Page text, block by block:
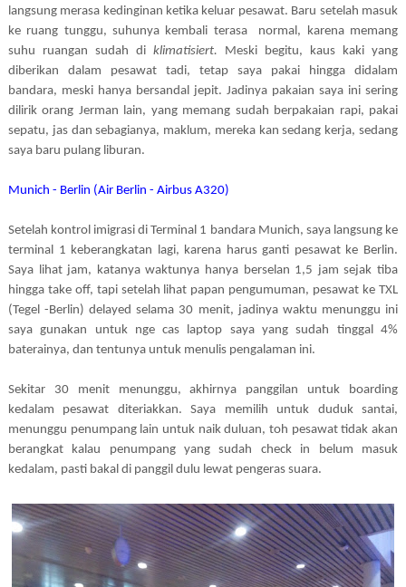
langsung merasa kedinginan ketika keluar pesawat. Baru setelah masuk
ke ruang tunggu, suhunya kembali terasa
normal, karena memang
suhu ruangan sudah di klimatisiert. Meski begitu, kaus kaki yang
diberikan dalam pesawat tadi, tetap saya pakai hingga didalam
bandara, meski hanya bersandal jepit. Jadinya pakaian saya ini sering
dilirik orang Jerman lain, yang memang sudah berpakaian rapi, pakai
sepatu, jas dan sebagianya, maklum, mereka kan sedang kerja, sedang
saya baru pulang liburan.
Munich - Berlin (Air Berlin - Airbus A320)
Setelah kontrol imigrasi di Terminal 1 bandara Munich, saya langsung ke
terminal 1 keberangkatan lagi, karena harus ganti pesawat ke Berlin.
Saya lihat jam, katanya waktunya hanya berselan 1,5 jam sejak tiba
hingga take off, tapi setelah lihat papan pengumuman, pesawat ke TXL
(Tegel -Berlin) delayed selama 30 menit, jadinya waktu menunggu ini
saya gunakan untuk nge cas laptop saya yang sudah tinggal 4%
baterainya, dan tentunya untuk menulis pengalaman ini.
Sekitar 30 menit menunggu, akhirnya panggilan untuk boarding
kedalam pesawat diteriakkan. Saya memilih untuk duduk santai,
menunggu penumpang lain untuk naik duluan, toh pesawat tidak akan
berangkat kalau penumpang yang sudah check in belum masuk
kedalam, pasti bakal di panggil dulu lewat pengeras suara.